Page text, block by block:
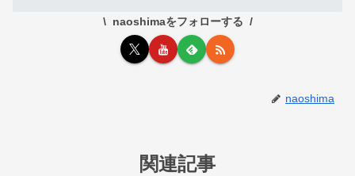
naoshimaをフォローする
naoshima
関連記事